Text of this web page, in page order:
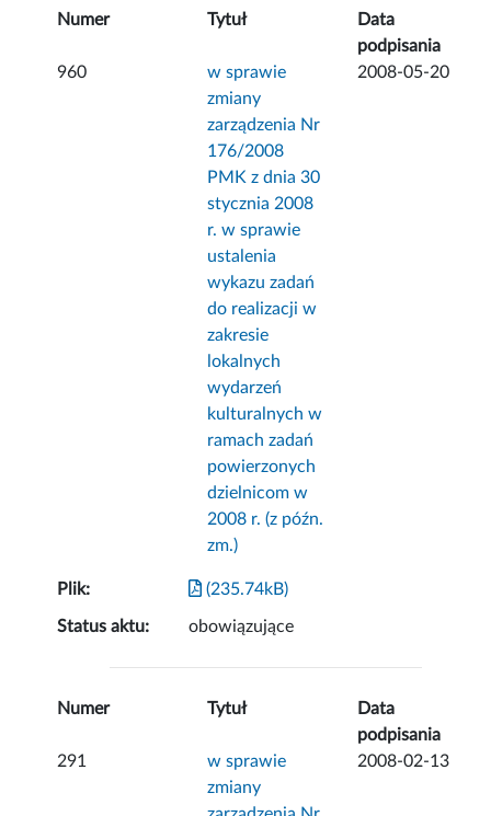
Numer Tytuł
Data
podpisania
960
w sprawie
zmiany
zarządzenia Nr
176/2008
PMK z dnia 30
stycznia 2008
r. w sprawie
ustalenia
wykazu zadań
do realizacji w
zakresie
lokalnych
wydarzeń
kulturalnych w
ramach zadań
powierzonych
dzielnicom w
2008 r. (z późn.
zm.)
2008-05-20
Plik: (235.74kB)
Status aktu: obowiązujące
Numer Tytuł
Data
podpisania
291
w sprawie
zmiany
2008-02-13